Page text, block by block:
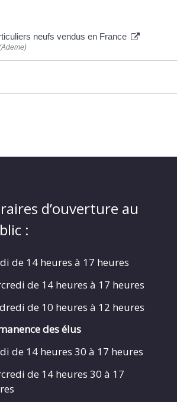
neufs vendus en France
d’ouverture au
:
de 14 heures à 17 heures
de 14 heures à 17 heures
de 10 heures à 12 heures
des élus
de 14 heures 30 à 17 heures
de 14 heures 30 à 17